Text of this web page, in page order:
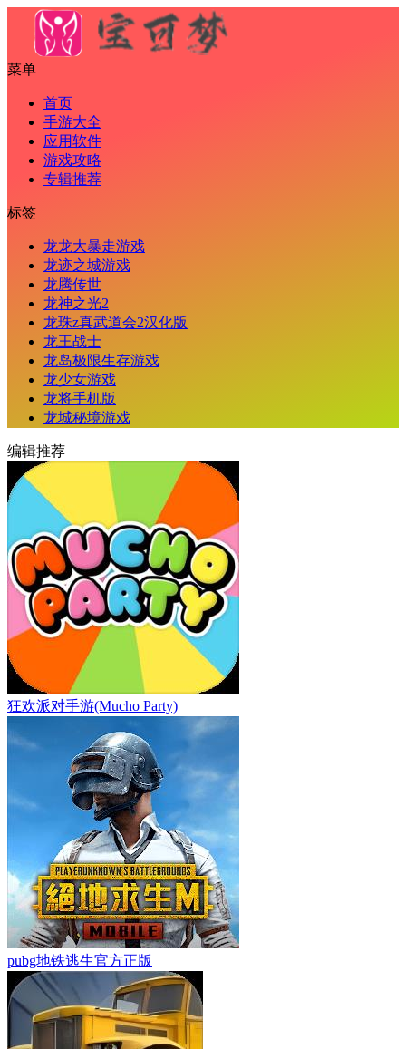
菜单
首页
手游大全
应用软件
游戏攻略
专辑推荐
标签
龙龙大暴走游戏
龙迹之城游戏
龙腾传世
龙神之光2
龙珠z真武道会2汉化版
龙王战士
龙岛极限生存游戏
龙少女游戏
龙将手机版
龙城秘境游戏
编辑推荐
狂欢派对手游(Mucho Party)
pubg地铁逃生官方正版